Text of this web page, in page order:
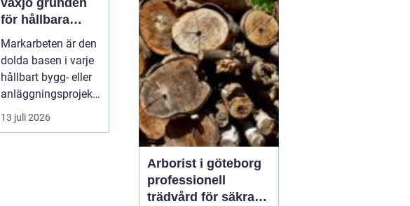
för hållbara
projekt
Markarbeten är den
dolda basen i varje
hållbart bygg- eller
anläggningsprojekt.
Oavsett om det
gälle...
13 juli 2026
detaljplanen och hur
påverkas tidsplanen? På
Gotland tillkommer
dessutom särskilda
hänsyn, som kultur...
Arborist i göteborg
professionell
trädvård för säkra